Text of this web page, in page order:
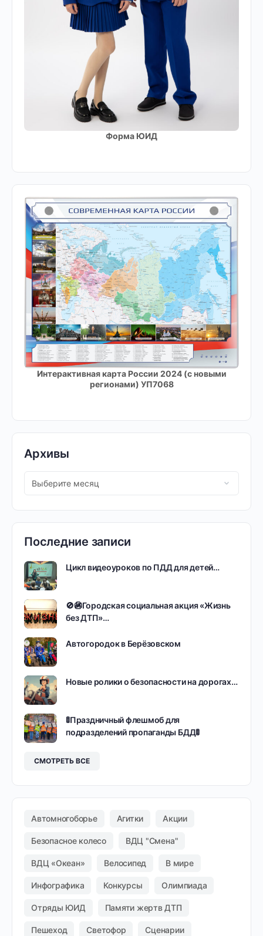
Форма ЮИД
Интерактивная карта России 2024 (с новыми
регионами) УП7068
Архивы
Последние записи
Цикл видеоуроков по ПДД для детей…
🚫🚳Городская социальная акция «Жизнь
без ДТП»…
Автогородок в Берёзовском
Новые ролики о безопасности на дорогах…
🚦Праздничный флешмоб для
подразделений пропаганды БДД🚦
СМОТРЕТЬ ВСЕ
Автомногоборье Агитки Акции
Безопасное колесо ВДЦ "Смена"
ВДЦ «Океан» Велосипед В мире
Инфографика Конкурсы Олимпиада
Отряды ЮИД Памяти жертв ДТП
Пешеход Светофор Сценарии